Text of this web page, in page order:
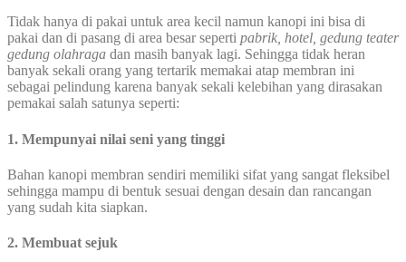
Tidak hanya di pakai untuk area kecil namun kanopi ini bisa di
pakai dan di pasang di area besar seperti pabrik, hotel, gedung teater
gedung olahraga dan masih banyak lagi. Sehingga tidak heran
banyak sekali orang yang tertarik memakai atap membran ini
sebagai pelindung karena banyak sekali kelebihan yang dirasakan
pemakai salah satunya seperti:
1. Mempunyai nilai seni yang tinggi
Bahan kanopi membran sendiri memiliki sifat yang sangat fleksibel
sehingga mampu di bentuk sesuai dengan desain dan rancangan
yang sudah kita siapkan.
2. Membuat sejuk